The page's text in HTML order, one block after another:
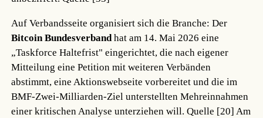
Auf Verbandsseite organisiert sich die Branche: Der
Bitcoin Bundesverbandhat am 14. Mai 2026 eine
„Taskforce Haltefrist" eingerichtet, die nach eigener
Mitteilung eine Petition mit weiteren Verbänden
abstimmt, eine Aktionswebseite vorbereitet und die im
BMF-Zwei-Milliarden-Ziel unterstellten Mehreinnahmen
einer kritischen Analyse unterziehen will.Quelle [20] Am